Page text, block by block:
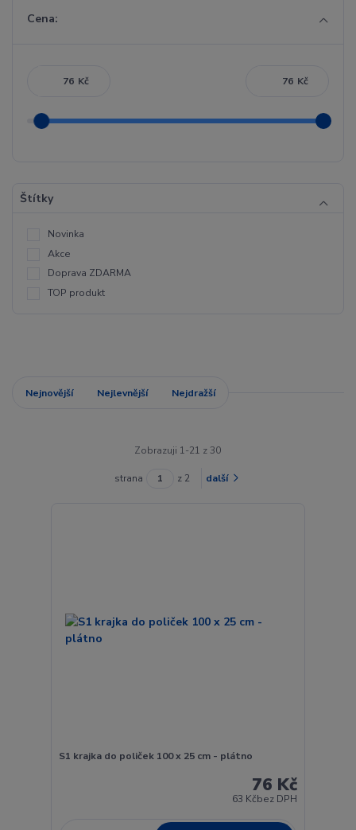
Cena:
Kč Kč
Štítky
Novinka
Akce
Doprava ZDARMA
TOP produkt
Nejnovější Nejlevnější Nejdražší
Zobrazuji 1-21 z 30
strana z 2 další
S1 krajka do poliček 100 x 25 cm - plátno
76 Kč
63 Kčbez DPH